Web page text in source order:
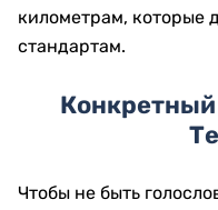
километрам, которые
стандартам.
Чтобы не быть